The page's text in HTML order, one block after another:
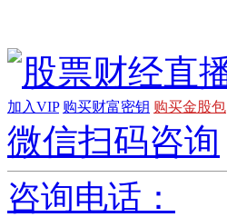
加入VIP 购买财富密钥 购买金股包
微信扫码咨询
咨询电话：